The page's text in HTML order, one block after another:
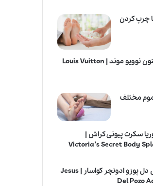
با چرپ کردن
عطر ادکلن لویی ویتون نوویو موند | Louis Vuitton
مختلف
سکرت پیونی کراش |
Victoria’s Secret Body
عطر ادکلن جسوس دل پوزو ادونچر کواسار | Jesus
Del Pozo